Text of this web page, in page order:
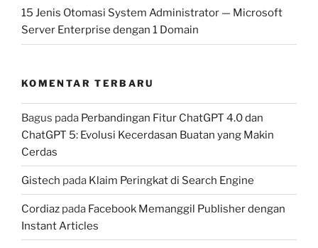
15 Jenis Otomasi System Administrator — Microsoft
Server Enterprise dengan 1 Domain
KOMENTAR TERBARU
Bagus pada Perbandingan Fitur ChatGPT 4.0 dan
ChatGPT 5: Evolusi Kecerdasan Buatan yang Makin
Cerdas
Gistech pada Klaim Peringkat di Search Engine
Cordiaz pada Facebook Memanggil Publisher dengan
Instant Articles